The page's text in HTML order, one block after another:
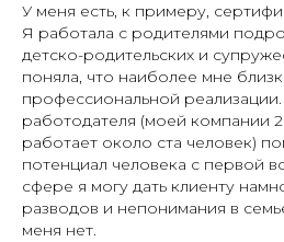
У меня есть, к примеру,
Я работала с родителями
детско-родительских и
поняла, что наиболее мне
профессиональной
работодателя (моей компании
работает около ста человек)
потенциал человека с первой
сфере я могу дать клиенту
разводов и непонимания в
меня нет.